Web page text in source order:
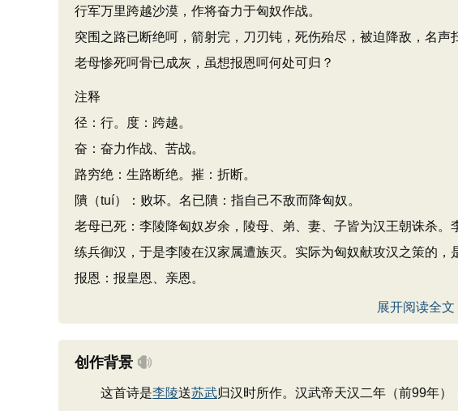
行军万里跨越沙漠，作将奋力于匈奴作战。
突围之路已断绝呵，箭射完，刀刃钝，死伤殆尽，被迫降敌，名声
老母惨死呵骨已成灰，虽想报恩呵何处可归？
注释
径：行。度：跨越。
奋：奋力作战、苦战。
路穷绝：生路断绝。摧：折断。
隤（tuí）：败坏。名已隤：指自己不敌而降匈奴。
老母已死：李陵降匈奴岁余，陵母、弟、妻、子皆为汉王朝诛杀
练兵御汉，于是李陵在汉家属遭族灭。实际为匈奴献攻汉之策的，
报恩：报皇恩、亲恩。
展开阅读全文
创作背景
这首诗是李陵送苏武归汉时所作。汉武帝天汉二年（前99年